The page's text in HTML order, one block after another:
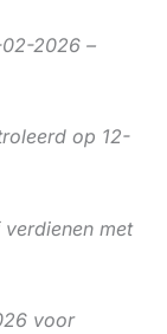
2026 –
op 12-
met
voor